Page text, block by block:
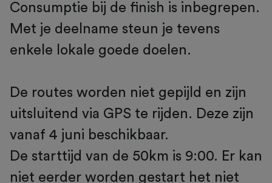
Consumptie bij de finish is inbegrepen.
Met je deelname steun je tevens
enkele lokale goede doelen.
De routes worden niet gepijld en zijn
uitsluitend via GPS te rijden. Deze zijn
vanaf 4 juni beschikbaar.
De starttijd van de 50km is 9:00. Er kan
niet eerder worden gestart het niet